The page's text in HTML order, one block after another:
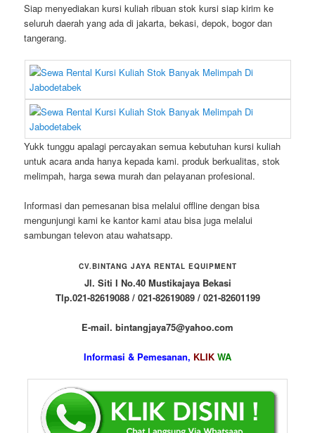
Siap menyediakan kursi kuliah ribuan stok kursi siap kirim ke
seluruh daerah yang ada di jakarta, bekasi, depok, bogor dan
tangerang.
Yukk tunggu apalagi percayakan semua kebutuhan kursi kuliah
untuk acara anda hanya kepada kami. produk berkualitas, stok
melimpah, harga sewa murah dan pelayanan profesional.
Informasi dan pemesanan bisa melalui offline dengan bisa
mengunjungi kami ke kantor kami atau bisa juga melalui
sambungan televon atau wahatsapp.
CV.BINTANG JAYA RENTAL EQUIPMENT
Jl. Siti I No.40 Mustikajaya Bekasi
Tlp.021-82619088 / 021-82619089 / 021-82601199
E-mail. bintangjaya75@yahoo.com
Informasi & Pemesanan, KLIK WA